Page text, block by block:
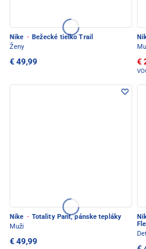
Nike · Bežecké tielko Trail
Ženy
€ 49,99 €
Nike · Totality Pant, pánske tepláky
Muži
€ 49,99